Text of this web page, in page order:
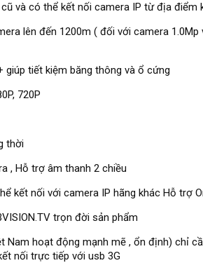
và có thể kết nối camera IP từ địa điểm
lên đến 1200m ( đối với camera
giúp tiết kiệm băng thông và ổ cứng
720P
thời
, Hỗ trợ âm thanh 2 chiều
kết nối với camera IP hãng khác Hỗ trợ
trọn đời sản phẩm
Nam hoạt động mạnh mẽ , ổn định) chỉ
nối trực tiếp với usb 3G